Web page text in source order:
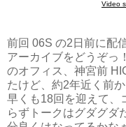
Video
前回 06S の2日前に配
アーカイブをどうぞっ
のオフィス、神宮前
たけど、約2年近く前
早くも18回を迎えて、
らずトークはグダグダ